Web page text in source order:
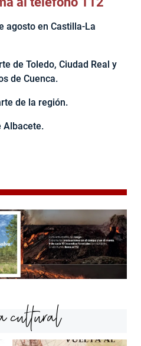
agosto en Castilla-La
de Toledo, Ciudad Real y
de Cuenca.
de la región.
Albacete.
cultural